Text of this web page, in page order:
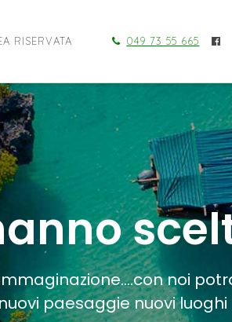
RISERVATA 049 73 55 665
noi
paesaggie nuovi luoghi